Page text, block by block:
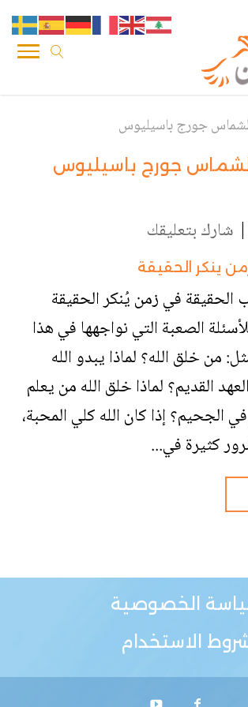
جورج باسيليوس
جورج باسيليوس
شارك بتعليقك
ينكر الحقيقة
في زمن يُنكر الحقيقة
الصعبة التي نواجهها في هذا
من خلق الله؟ لماذا يبدو الله
القديم؟ لماذا خلق الله من يعلم
الجحيم؟ إذا كان الله كلي المحبة،
كثيرة في...
الخصوصية
الاستخدام